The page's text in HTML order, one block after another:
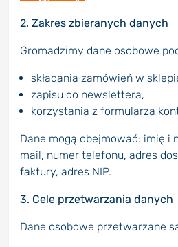
2. Zakres zbieranych danych
Gromadzimy dane osobowe
składania zamówień w
zapisu do newslettera,
korzystania z formularza
Dane mogą obejmować: imię i
mail, numer telefonu, adres
faktury, adres NIP.
3. Cele przetwarzania danych
Dane osobowe przetwarzane